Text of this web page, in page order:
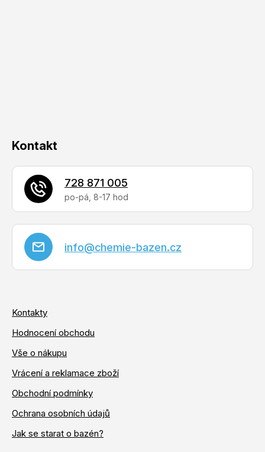
Kontakt
info@chemie-bazen.cz
728 871 005
Kontakty
Hodnocení obchodu
Vše o nákupu
Vrácení a reklamace zboží
Obchodní podmínky
Ochrana osobních údajů
Jak se starat o bazén?